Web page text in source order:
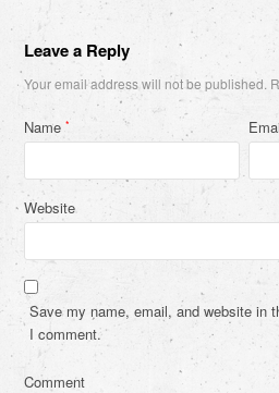
Leave a Reply
Your email address will not be published.
Name*
Website
Save my name, email, and website in
I comment.
Comment